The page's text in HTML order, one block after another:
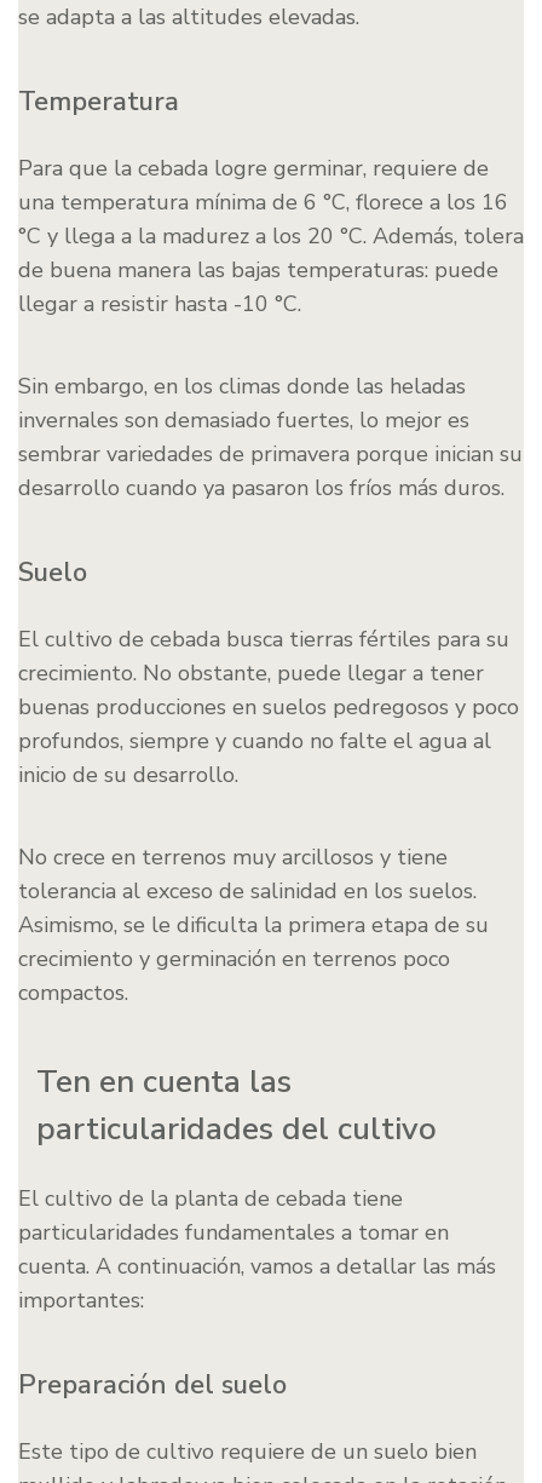
se adapta a las altitudes elevadas.
Temperatura
Para que la cebada logre germinar, requiere de
una temperatura mínima de 6 °C, florece a los 16
°C y llega a la madurez a los 20 °C. Además, tolera
de buena manera las bajas temperaturas: puede
llegar a resistir hasta -10 °C.
Sin embargo, en los climas donde las heladas
invernales son demasiado fuertes, lo mejor es
sembrar variedades de primavera porque inician su
desarrollo cuando ya pasaron los fríos más duros.
Suelo
El cultivo de cebada busca tierras fértiles para su
crecimiento. No obstante, puede llegar a tener
buenas producciones en suelos pedregosos y poco
profundos, siempre y cuando no falte el agua al
inicio de su desarrollo.
No crece en terrenos muy arcillosos y tiene
tolerancia al exceso de salinidad en los suelos.
Asimismo, se le dificulta la primera etapa de su
crecimiento y germinación en terrenos poco
compactos.
Ten en cuenta las
particularidades del cultivo
El cultivo de la planta de cebada tiene
particularidades fundamentales a tomar en
cuenta. A continuación, vamos a detallar las más
importantes:
Preparación del suelo
Este tipo de cultivo requiere de un suelo bien